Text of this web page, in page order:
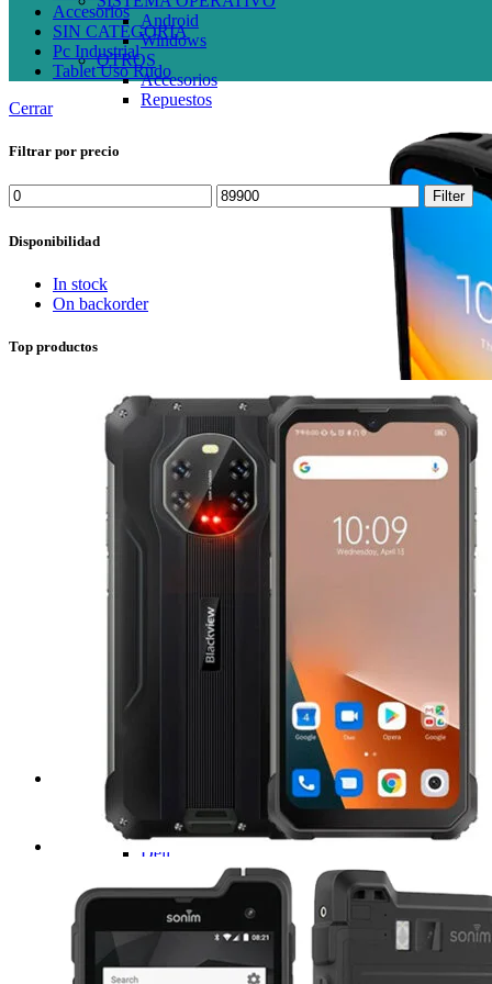
Android
Windows
OTROS
Accesorios
Repuestos
Computadoras de uso rudo
Emdoor
Dell
Microsoft Surface
Reacondicionados
PANELES
Ecom
Accesorios
SIN CATEGORIA
Pc Industrial
Tablet Uso Rudo
Cerrar
Filtrar por precio
Min
price
Max
price
Filter
Disponibilidad
In stock
On backorder
Top productos